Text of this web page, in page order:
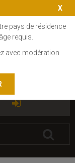
pays de résidence
requis.
avec modération